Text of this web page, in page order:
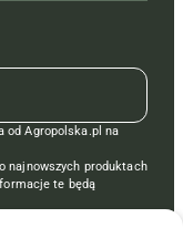
od Agropolska.pl na
najnowszych produktach
te będą